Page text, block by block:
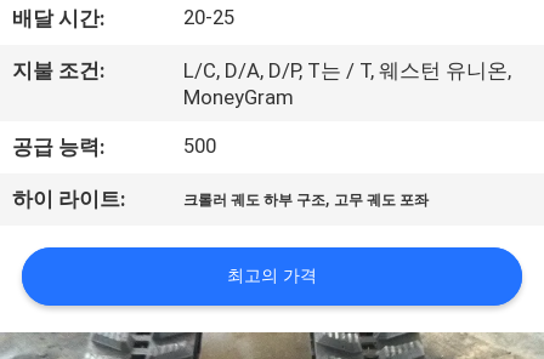
견
학
품
질
관
리
배달 시간: 20-25
지불 조건:
L/C, D/A, D/P, T는 / T, 웨스턴 유니온,
MoneyGram
공급 능력: 500
하이 라이트: 크롤러 궤도 하부 구조, 고무 궤도 포좌
최고의 가격